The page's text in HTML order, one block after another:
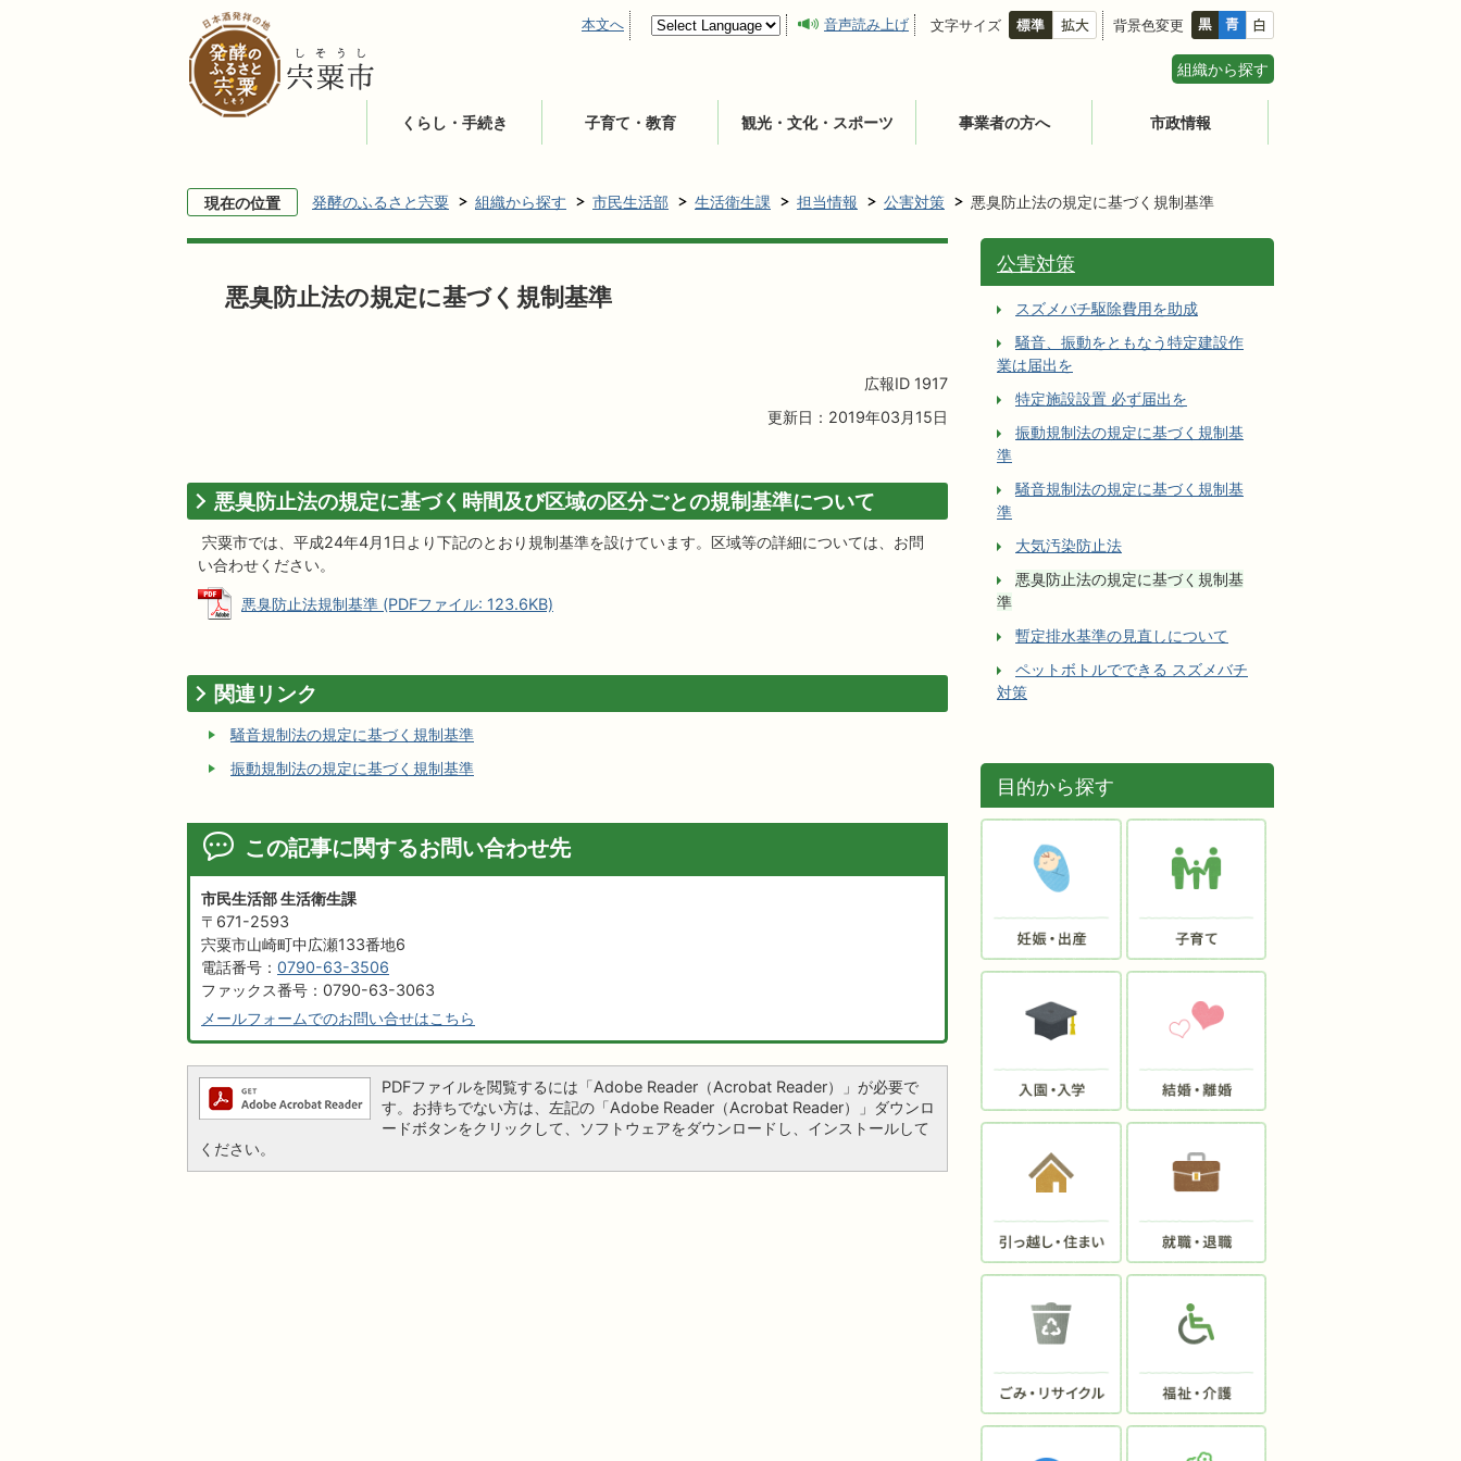
本文へ 音声読み上げ 文字サイズ 背景色変更
組織から探す
くらし・手続き 子育て・教育 観光・文化・スポーツ 事業者の方へ 市政情報
現在の位置 発酵のふるさと宍粟 組織から探す 市民生活部 生活衛生課 担当情報 公害対策 悪臭防止法の規定に基づく規制基準
悪臭防止法の規定に基づく規制基準
広報ID 1917
更新日：2019年03月15日
悪臭防止法の規定に基づく時間及び区域の区分ごとの規制基準について
宍粟市では、平成24年4月1日より下記のとおり規制基準を設けています。区域等の詳細については、お問
い合わせください。
悪臭防止法規制基準 (PDFファイル: 123.6KB)
関連リンク
騒音規制法の規定に基づく規制基準
振動規制法の規定に基づく規制基準
この記事に関するお問い合わせ先
市民生活部 生活衛生課
〒671-2593
宍粟市山崎町中広瀬133番地6
電話番号： 0790-63-3506
ファックス番号：0790-63-3063
メールフォームでのお問い合せはこちら
PDFファイルを閲覧するには「Adobe Reader（Acrobat Reader）」が必要で
す。お持ちでない方は、左記の「Adobe Reader（Acrobat Reader）」ダウンロ
ードボタンをクリックして、ソフトウェアをダウンロードし、インストールして
ください。
公害対策
スズメバチ駆除費用を助成
騒音、振動をともなう特定建設作
業は届出を
特定施設設置 必ず届出を
振動規制法の規定に基づく規制基
準
騒音規制法の規定に基づく規制基
準
大気汚染防止法
悪臭防止法の規定に基づく規制基
準
暫定排水基準の見直しについて
ペットボトルでできる スズメバチ
対策
目的から探す